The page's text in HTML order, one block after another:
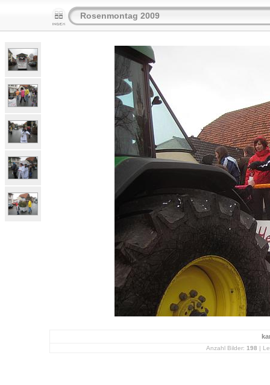
Rosenmontag 2009
Anzahl Bilder: 198 |